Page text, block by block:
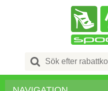
Search
for: